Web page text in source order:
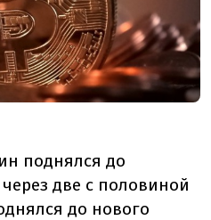
поднялся до
две с половиной
до нового